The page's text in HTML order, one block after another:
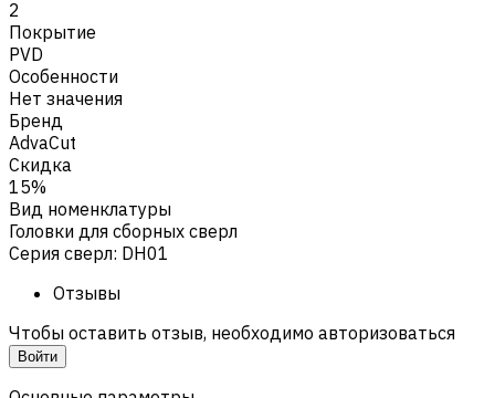
2
Покрытие
PVD
Особенности
Нет значения
Бренд
AdvaCut
Скидка
15%
Вид номенклатуры
Головки для сборных сверл
Серия сверл: DH01
Отзывы
Чтобы оставить отзыв, необходимо авторизоваться
Войти